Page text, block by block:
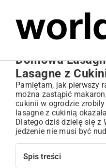
Domowa
Lasagne z
Pamiętam, jak pierwszy
można zastąpić
cukinii w ogrodzie
lasagne z cukinią
Dlatego dziś dzielę się z
jedzenie nie musi być
Spis treści